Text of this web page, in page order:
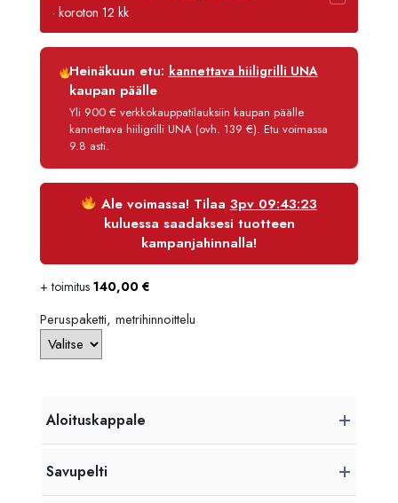
· koroton 12 kk
Luottoaika
12 kk
Korko
Käsittelymaksu
3,90 €/kk
Maksettava yhteensä
1 004,80 €
Heinäkuun etu: kannettava hiiligrilli UNA
kaupan päälle
Yli 900 € verkkokauppatilauksiin kaupan päälle
kannettava hiiligrilli UNA (ovh. 139 €). Etu voimassa
9.8 asti.
Ale voimassa! Tilaa 3pv 09:43:23
kuluessa saadaksesi tuotteen
kampanjahinnalla!
+ toimitus 140,00 €
Peruspaketti, metrihinnoittelu
Aloituskappale
Savupelti